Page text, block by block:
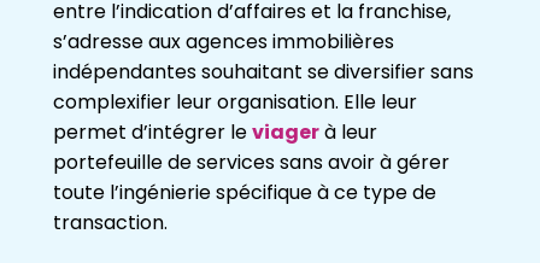
entre l’indication d’affaires et la franchise,
s’adresse aux agences immobilières
indépendantes souhaitant se diversifier sans
complexifier leur organisation. Elle leur
permet d’intégrer leviagerà leur
portefeuille de services sans avoir à gérer
toute l’ingénierie spécifique à ce type de
transaction.